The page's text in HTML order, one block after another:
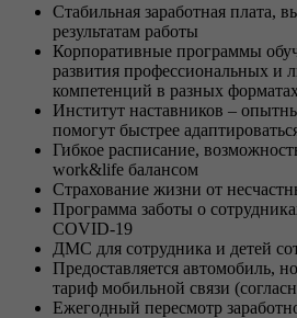
Стабильная заработная плата,
результатам работы
Корпоративные программы
развития профессиональных и
компетенций в разных форматах
Институт наставников –
помогут быстрее
Гибкое расписание,
work&life балансом
Страхование жизни от
Программа заботы о
COVID-19
ДМС для сотрудника и детей
Предоставляется автомобиль,
тариф мобильной связи
Ежегодный пересмотр